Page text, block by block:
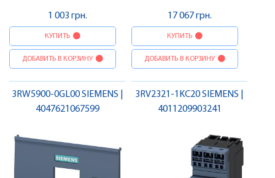
1 003 грн.
КУПИТЬ
ДОБАВИТЬ В КОРЗИНУ
17 067 грн.
КУПИТЬ
ДОБАВИТЬ В КОРЗИНУ
3RW5900-0GL00 SIEMENS |
4047621067599
3RV2321-1KC20 SIEMENS |
4011209903241